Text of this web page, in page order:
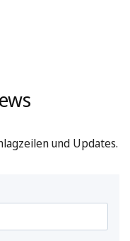
und Updates.